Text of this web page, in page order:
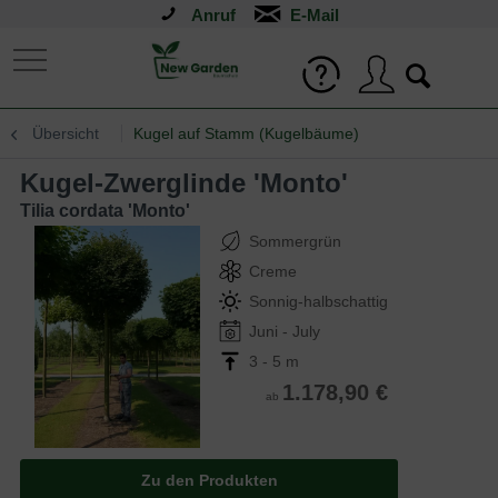
Anruf
Übersicht Kugel auf Stamm (Kugelbäume)
Kugel-Zwerglinde 'Monto'
Tilia cordata 'Monto'
Sommergrün
Creme
Sonnig-halbschattig
Juni - July
3 - 5 m
ab 1.178,90 €
Zu den Produkten